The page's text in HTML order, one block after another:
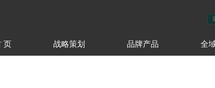
页 战略策划 品牌产品 全